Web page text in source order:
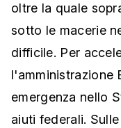
oltre la quale
sotto le macerie
difficile. Per
l'amministrazione
emergenza nello
aiuti federali.